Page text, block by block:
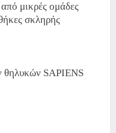
μικρές ομάδες
σκληρής
θηλυκών SAPIENS